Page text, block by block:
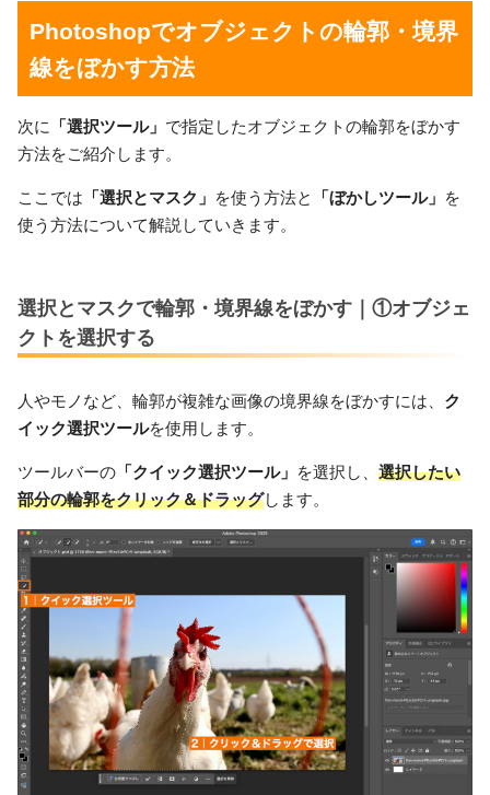
Photoshopでオブジェクトの輪郭・境界
線をぼかす方法
次に 「選択ツール」 で指定したオブジェクトの輪郭をぼかす
方法をご紹介します。
ここでは 「選択とマスク」 を使う方法と 「ぼかしツール」 を
使う方法について解説していきます。
選択とマスクで輪郭・境界線をぼかす｜①オブジェ
クトを選択する
人やモノなど、輪郭が複雑な画像の境界線をぼかすには、 ク
イック選択ツールを使用します。
ツールバーの 「クイック選択ツール」 を選択し、 選択したい
部分の輪郭をクリック＆ドラッグします。